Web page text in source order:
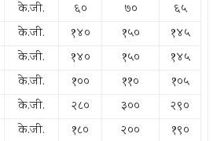
के.जी. ६० ७०
६५
के.जी. १४० १५०
१४५
के.जी. १४० १५०
१४५
के.जी. १०० ११०
१०५
के.जी. २८० ३००
२९०
के.जी. १८० २००
१९०